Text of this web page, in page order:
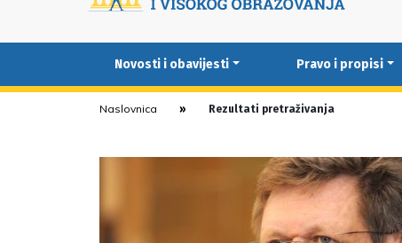
Novosti i obavijesti Pravo i propisi
Naslovnica Rezultati pretraživanja